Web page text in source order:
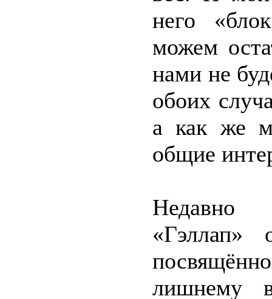
него
можем
нами не
обоих
а как же
общие
Недавно
«Гэллап»
лишнему